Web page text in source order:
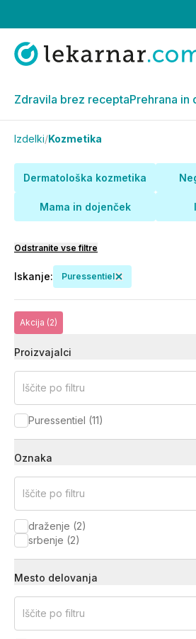
Zdravila brez receptaPrehrana in
Izdelki/Kozmetika
Dermatološka kozmetika
Mama in dojenček
Odstranite vse filtre
Iskanje: Puressentiel
Akcija (2)
Proizvajalci
Iščite po filtru
Puressentiel (11)
Oznaka
Iščite po filtru
draženje (2)
srbenje (2)
Mesto delovanja
Iščite po filtru